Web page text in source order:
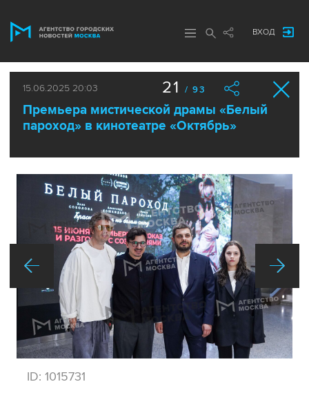
ВХОД
15.06.2025 20:03
Премьера мистической драмы «Белый
пароход» в кинотеатре «Октябрь»
21 / 93
ID: 1015731